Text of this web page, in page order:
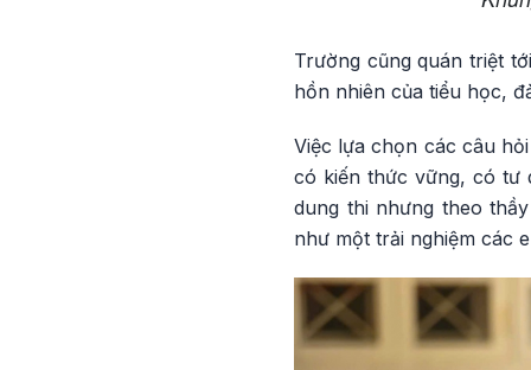
Trường cũng quán triệt
hồn nhiên của tiểu học,
Việc lựa chọn các câu
có kiến thức vững, có tư
dung thi nhưng theo
như một trải nghiệm các